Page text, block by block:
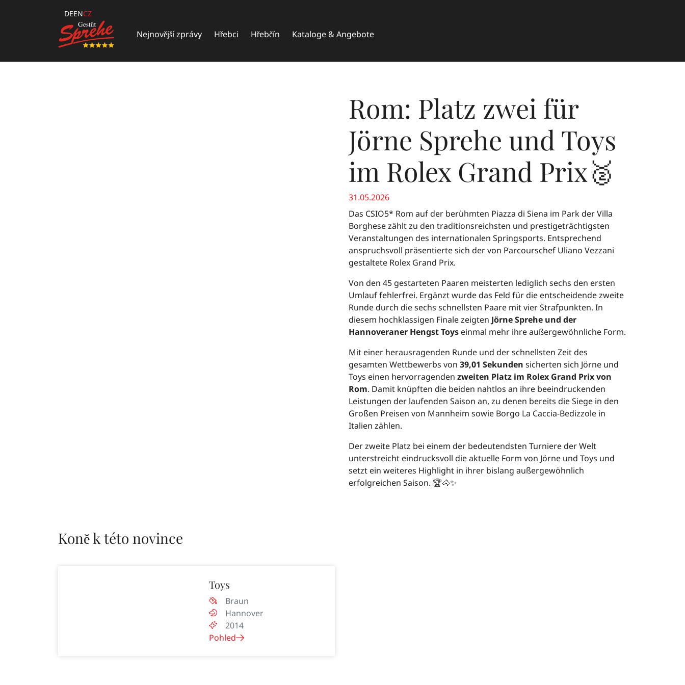
DEENCZ
Nejnovější zprávy Hřebci Hřebčín Kataloge & Angebote
Rom: Platz zwei für
Jörne Sprehe und Toys
im Rolex Grand Prix🥈
31.05.2026
Das CSIO5* Rom auf der berühmten Piazza di Siena im Park der Villa
Borghese zählt zu den traditionsreichsten und prestigeträchtigsten
Veranstaltungen des internationalen Springsports. Entsprechend
anspruchsvoll präsentierte sich der von Parcourschef Uliano Vezzani
gestaltete Rolex Grand Prix.
Von den 45 gestarteten Paaren meisterten lediglich sechs den ersten
Umlauf fehlerfrei. Ergänzt wurde das Feld für die entscheidende zweite
Runde durch die sechs schnellsten Paare mit vier Strafpunkten. In
diesem hochklassigen Finale zeigten Jörne Sprehe und der
Hannoveraner Hengst Toys einmal mehr ihre außergewöhnliche Form.
Mit einer herausragenden Runde und der schnellsten Zeit des
gesamten Wettbewerbs von 39,01 Sekunden sicherten sich Jörne und
Toys einen hervorragenden zweiten Platz im Rolex Grand Prix von
Rom. Damit knüpften die beiden nahtlos an ihre beeindruckenden
Leistungen der laufenden Saison an, zu denen bereits die Siege in den
Großen Preisen von Mannheim sowie Borgo La Caccia-Bedizzole in
Italien zählen.
Der zweite Platz bei einem der bedeutendsten Turniere der Welt
unterstreicht eindrucksvoll die aktuelle Form von Jörne und Toys und
setzt ein weiteres Highlight in ihrer bislang außergewöhnlich
erfolgreichen Saison. 🏆🐴✨
Koně k této novince
Toys
Braun
Hannover
2014
Pohled